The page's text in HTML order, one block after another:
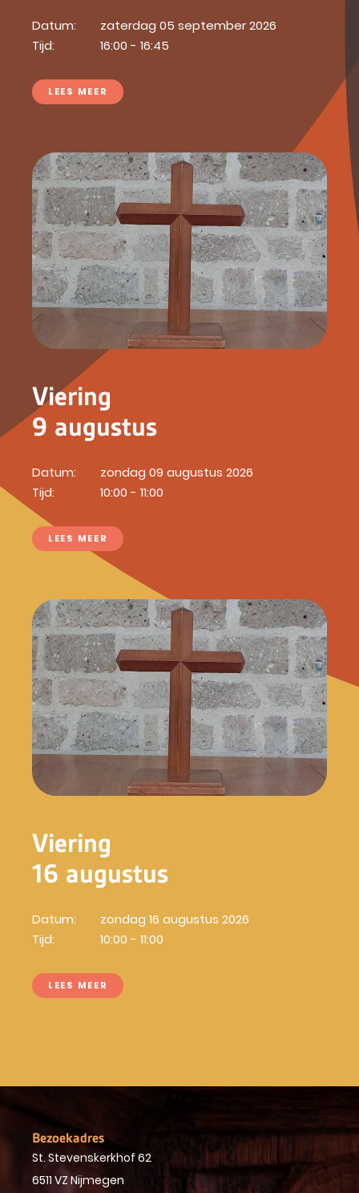
Datum:
Tijd:
zaterdag 05 september 2026
16:00 - 16:45
LEES MEER
Viering
9 augustus
Datum:
Tijd:
zondag 09 augustus 2026
10:00 - 11:00
LEES MEER
Viering
16 augustus
Datum:
Tijd:
zondag 16 augustus 2026
10:00 - 11:00
LEES MEER
Bezoekadres
St. Stevenskerkhof 62
6511 VZ Nijmegen